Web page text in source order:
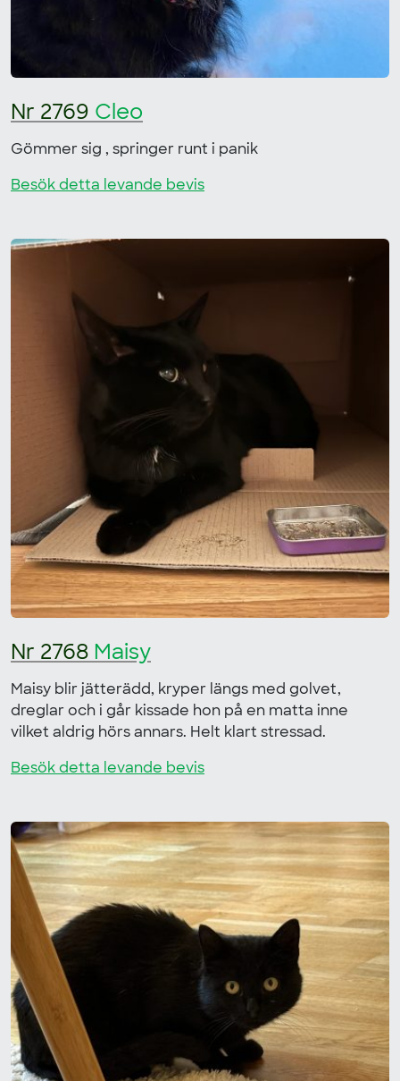
Nr 2769 Cleo
Gömmer sig , springer runt i panik
Besök detta levande bevis
Nr 2768 Maisy
Maisy blir jätterädd, kryper längs med golvet,
dreglar och i går kissade hon på en matta inne
vilket aldrig hörs annars. Helt klart stressad.
Besök detta levande bevis